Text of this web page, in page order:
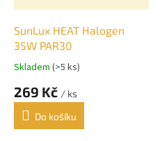
SunLux HEAT Halogen
35W PAR30
Skladem (>5 ks)
269 Kč / ks
Do košíku